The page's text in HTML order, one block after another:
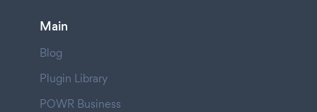
Main
Blog
Plugin Library
POWR Business